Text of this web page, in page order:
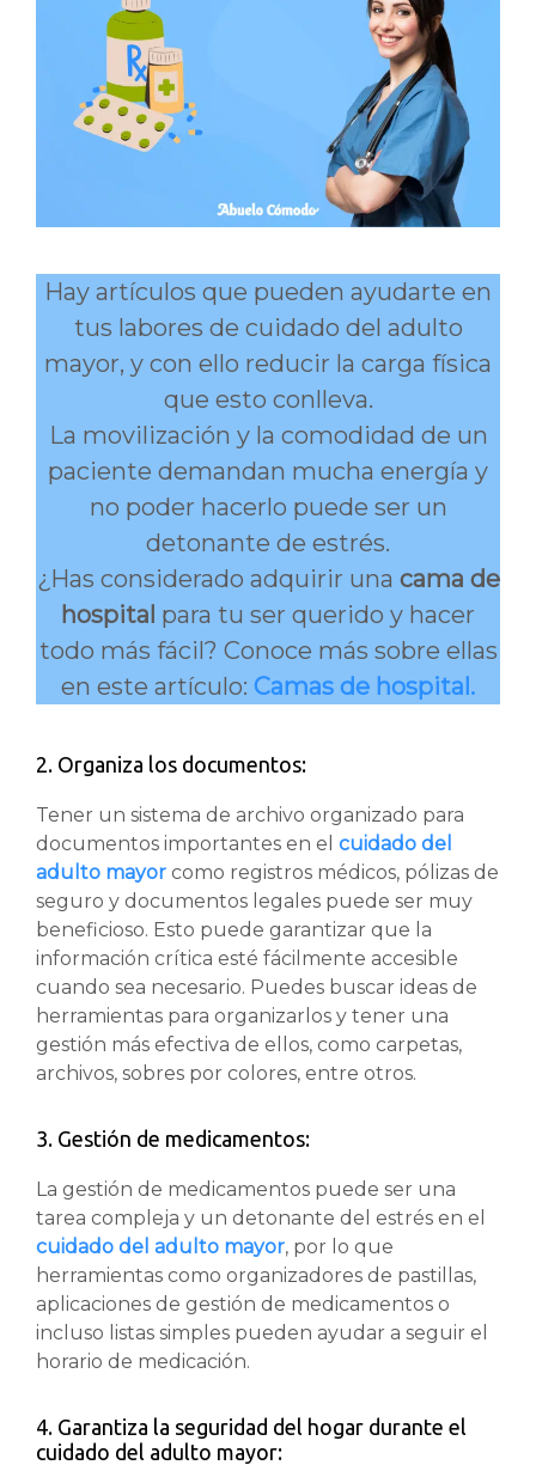
Hay artículos que pueden ayudarte en
tus labores de cuidado del adulto
mayor, y con ello reducir la carga física
que esto conlleva.
La movilización y la comodidad de un
paciente demandan mucha energía y
no poder hacerlo puede ser un
detonante de estrés.
¿Has considerado adquirir una cama de
hospital para tu ser querido y hacer
todo más fácil? Conoce más sobre ellas
en este artículo: Camas de hospital.
2. Organiza los documentos:
Tener un sistema de archivo organizado para
documentos importantes en el cuidado del
adulto mayor como registros médicos, pólizas de
seguro y documentos legales puede ser muy
beneficioso. Esto puede garantizar que la
información crítica esté fácilmente accesible
cuando sea necesario. Puedes buscar ideas de
herramientas para organizarlos y tener una
gestión más efectiva de ellos, como carpetas,
archivos, sobres por colores, entre otros.
3. Gestión de medicamentos:
La gestión de medicamentos puede ser una
tarea compleja y un detonante del estrés en el
cuidado del adulto mayor, por lo que
herramientas como organizadores de pastillas,
aplicaciones de gestión de medicamentos o
incluso listas simples pueden ayudar a seguir el
horario de medicación.
4. Garantiza la seguridad del hogar durante el
cuidado del adulto mayor: